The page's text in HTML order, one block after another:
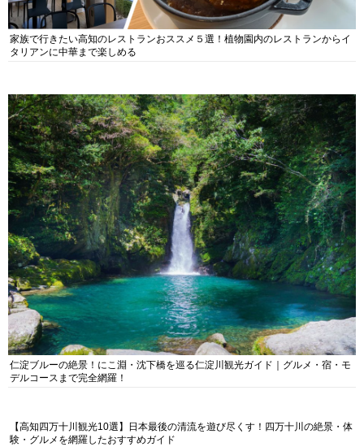
家族で行きたい高知のレストランおススメ５選！植物園内のレストランからイ
タリアンに中華まで楽しめる
仁淀ブルーの絶景！にこ淵・沈下橋を巡る仁淀川観光ガイド｜グルメ・宿・モ
デルコースまで完全網羅！
【高知四万十川観光10選】日本最後の清流を遊び尽くす！四万十川の絶景・体
験・グルメを網羅したおすすめガイド